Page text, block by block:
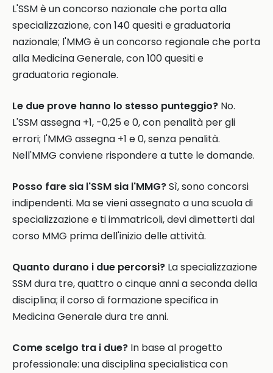
L'SSM è un concorso nazionale che porta alla
specializzazione, con 140 quesiti e graduatoria
nazionale; l'MMG è un concorso regionale che porta
alla Medicina Generale, con 100 quesiti e
graduatoria regionale.
Le due prove hanno lo stesso punteggio? No.
L'SSM assegna +1, -0,25 e 0, con penalità per gli
errori; l'MMG assegna +1 e 0, senza penalità.
Nell'MMG conviene rispondere a tutte le domande.
Posso fare sia l'SSM sia l'MMG?Sì, sono concorsi
indipendenti. Ma se vieni assegnato a una scuola di
specializzazione e ti immatricoli, devi dimetterti dal
corso MMG prima dell'inizio delle attività.
Quanto durano i due percorsi? La specializzazione
SSM dura tre, quattro o cinque anni a seconda della
disciplina; il corso di formazione specifica in
Medicina Generale dura tre anni.
Come scelgo tra i due? In base al progetto
professionale: una disciplina specialistica con